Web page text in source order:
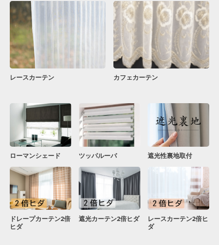
レースカーテン カフェカーテン
ローマンシェード ツッパルーバ 遮光性裏地取付
ドレープカーテン2倍
ヒダ
遮光カーテン2倍ヒダ
レースカーテン2倍ヒ
ダ